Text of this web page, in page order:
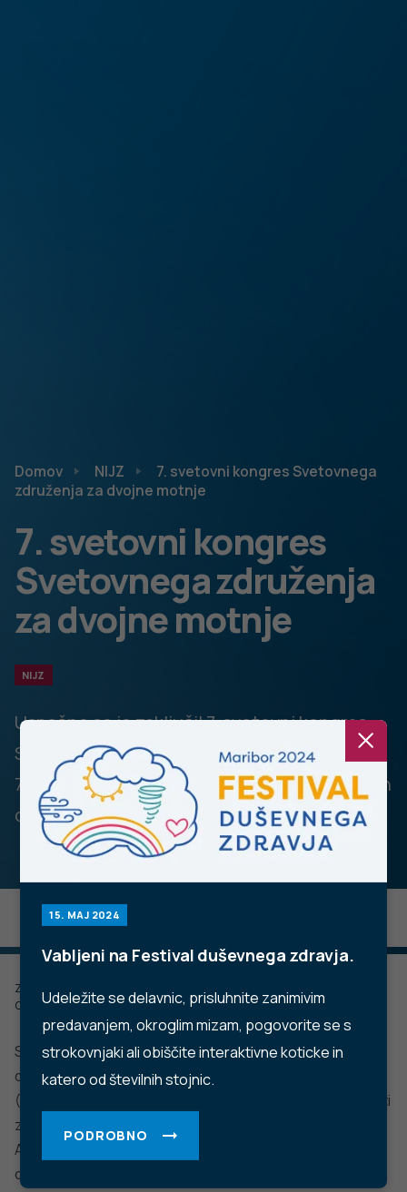
15. MAJ 2024
Vabljeni na Festival duševnega zdravja.
Udeležite se delavnic, prisluhnite zanimivim
predavanjem, okroglim mizam, pogovorite se s
strokovnjaki ali obiščite interaktivne koticke in
katero od številnih stojnic.
PODROBNO
Domov NIJZ
7. svetovni kongres Svetovnega
združenja za dvojne motnje
7. svetovni kongres
Svetovnega združenja
za dvojne motnje
NIJZ
Uspešno se je zaključil 7. svetovni kongres
Svetovnega združenja za dvojne motnje -
7th World Congress of the World Association
on Dual Disorders.
Zadnje posodobljeno: 10.05.2023
Objavljeno: 10.05.2023
Soorganizatorji kongresa so bili Svetovno združenje za
dvojne motnje – World Association on Dual Disorders
(WADD), Evropsko združenje za zdravljenje zasvojenosti
z opioidi – European Opioid Addiction Treatment
Association (EUROPAD) in WADD Slovenski znanstveni
odbor.